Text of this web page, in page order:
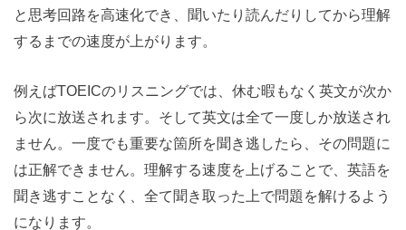
と思考回路を高速化でき、聞いたり読んだりしてから理解
するまでの速度が上がります。
例えばTOEICのリスニングでは、休む暇もなく英文が次か
ら次に放送されます。そして英文は全て一度しか放送され
ません。一度でも重要な箇所を聞き逃したら、その問題に
は正解できません。理解する速度を上げることで、英語を
聞き逃すことなく、全て聞き取った上で問題を解けるよう
になります。